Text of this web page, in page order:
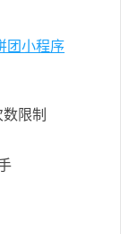
团小程序
限制